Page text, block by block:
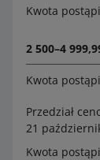
Kwota
2 500–4
Kwota
Przedział
21
Kwota